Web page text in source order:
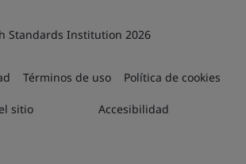
Standards Institution 2026
Términos de uso Política de cookies
sitio Accesibilidad